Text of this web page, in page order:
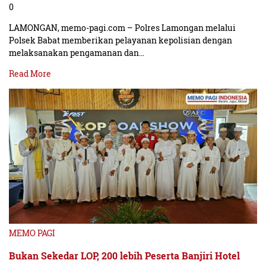
0
LAMONGAN, memo-pagi.com – Polres Lamongan melalui
Polsek Babat memberikan pelayanan kepolisian dengan
melaksanakan pengamanan dan…
Read More
MEMO PAGI
Bukan Sekedar LOP, 200 lebih Peserta Banjiri Hotel